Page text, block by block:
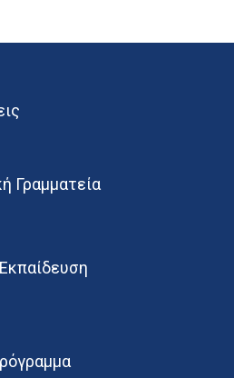
Γραμματεία